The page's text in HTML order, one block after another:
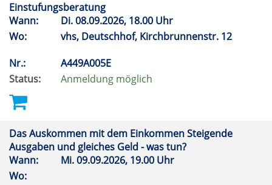
Einstufungsberatung
Wann:
Di.08.09.2026, 18.00 Uhr
Wo:
vhs, Deutschhof, Kirchbrunnenstr. 12
Nr.:
A449A005E
Status:
Anmeldung möglich
Das Auskommen mit dem Einkommen Steigende
Ausgaben und gleiches Geld - was tun?
Wann:
Mi.09.09.2026, 19.00 Uhr
Wo: